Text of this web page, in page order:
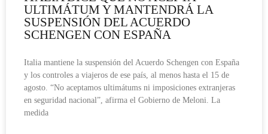
ULTIMÁTUM Y MANTENDRÁ LA
SUSPENSIÓN DEL ACUERDO
SCHENGEN CON ESPAÑA
Italia mantiene la suspensión del Acuerdo Schengen con España
y los controles a viajeros de ese país, al menos hasta el 15 de
agosto. “No aceptamos ultimátums ni imposiciones extranjeras
en seguridad nacional”, afirma el Gobierno de Meloni. La
medida